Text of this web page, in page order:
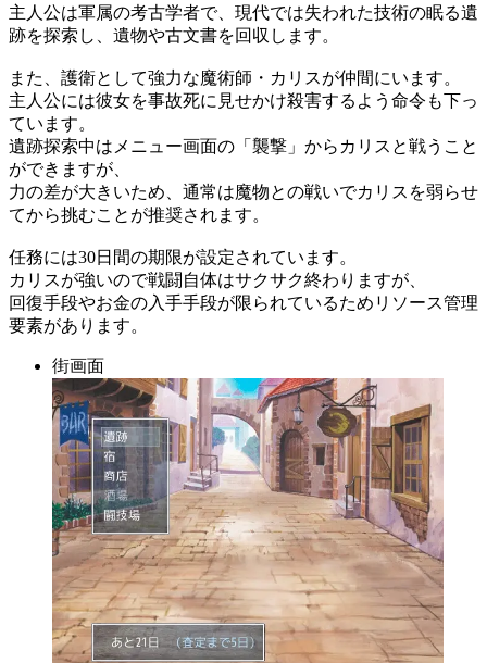
主人公は軍属の考古学者で、現代では失われた技術の眠る遺
跡を探索し、遺物や古文書を回収します。
また、護衛として強力な魔術師・カリスが仲間にいます。
主人公には彼女を事故死に見せかけ殺害するよう命令も下っ
ています。
遺跡探索中はメニュー画面の「襲撃」からカリスと戦うこと
ができますが、
力の差が大きいため、通常は魔物との戦いでカリスを弱らせ
てから挑むことが推奨されます。
任務には30日間の期限が設定されています。
カリスが強いので戦闘自体はサクサク終わりますが、
回復手段やお金の入手手段が限られているためリソース管理
要素があります。
街画面